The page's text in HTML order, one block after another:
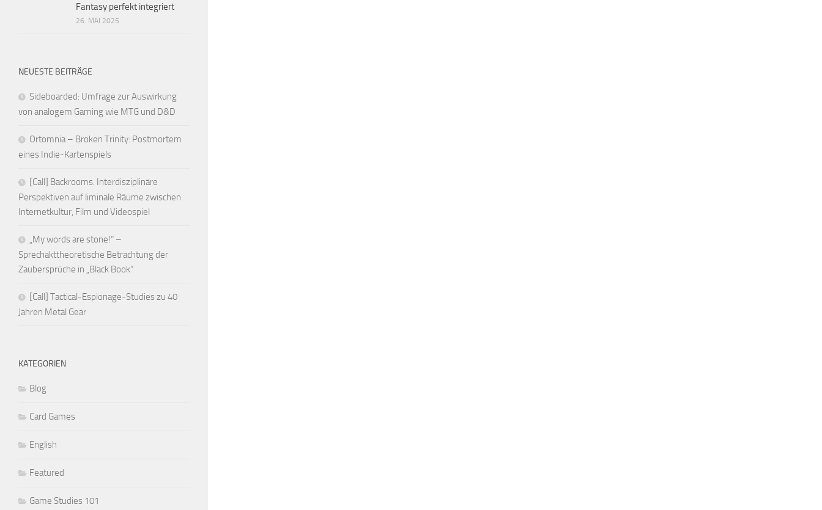
Fantasy perfekt integriert
26. MAI 2025
NEUESTE BEITRÄGE
Sideboarded: Umfrage zur Auswirkung
von analogem Gaming wie MTG und D&D
Ortomnia – Broken Trinity: Postmortem
eines Indie-Kartenspiels
[Call] Backrooms. Interdisziplinäre
Perspektiven auf liminale Räume zwischen
Internetkultur, Film und Videospiel
„My words are stone!“ –
Sprechakttheoretische Betrachtung der
Zaubersprüche in „Black Book“
[Call] Tactical-Espionage-Studies zu 40
Jahren Metal Gear
KATEGORIEN
Blog
Card Games
English
Featured
Game Studies 101